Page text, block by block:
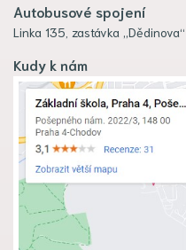
Autobusové spojení
Linka 135, zastávka „Dědinova“
Kudy k nám